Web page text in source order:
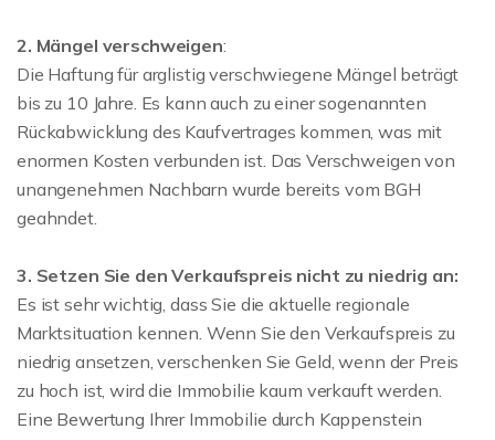
2. Mängel verschweigen:
Die Haftung für arglistig verschwiegene Mängel beträgt
bis zu 10 Jahre. Es kann auch zu einer sogenannten
Rückabwicklung des Kaufvertrages kommen, was mit
enormen Kosten verbunden ist. Das Verschweigen von
unangenehmen Nachbarn wurde bereits vom BGH
geahndet.
3. Setzen Sie den Verkaufspreis nicht zu niedrig an:
Es ist sehr wichtig, dass Sie die aktuelle regionale
Marktsituation kennen. Wenn Sie den Verkaufspreis zu
niedrig ansetzen, verschenken Sie Geld, wenn der Preis
zu hoch ist, wird die Immobilie kaum verkauft werden.
Eine Bewertung Ihrer Immobilie durch Kappenstein